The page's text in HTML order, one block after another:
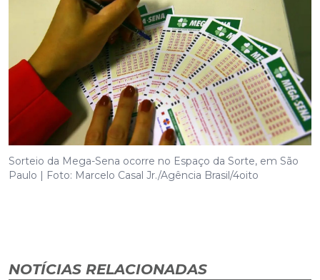
Sorteio da Mega-Sena ocorre no Espaço da Sorte, em São
Paulo | Foto: Marcelo Casal Jr./Agência Brasil/4oito
NOTÍCIAS RELACIONADAS